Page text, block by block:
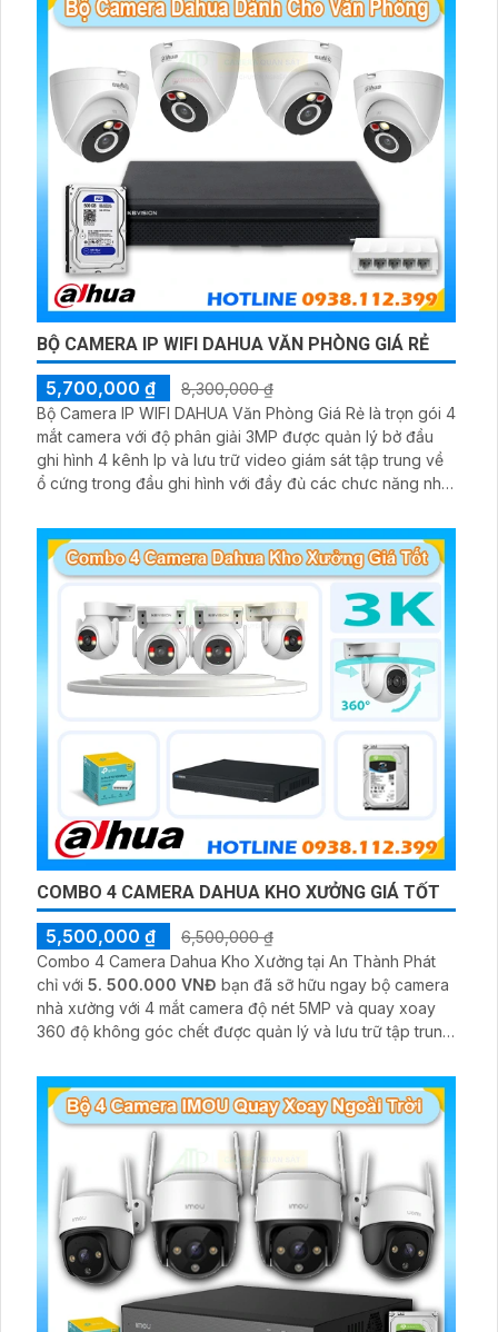
BỘ CAMERA IP WIFI DAHUA VĂN PHÒNG GIÁ RẺ
5,700,000 ₫
8,300,000 ₫
Bộ Camera IP WIFI DAHUA Văn Phòng Giá Rẻ là trọn gói 4
mắt camera với độ phân giải 3MP được quản lý bở đầu
ghi hình 4 kênh Ip và lưu trữ video giám sát tập trung về
ổ cứng trong đầu ghi hình với đầy đủ các chưc năng như
giám sát có màu vào ban đêm
COMBO 4 CAMERA DAHUA KHO XƯỞNG GIÁ TỐT
5,500,000 ₫
6,500,000 ₫
Combo 4 Camera Dahua Kho Xưởng tại An Thành Phát
chỉ với 5. 500.000 VNĐ bạn đã sỡ hữu ngay bộ camera
nhà xưởng với 4 mắt camera độ nét 5MP và quay xoay
360 độ không góc chết được quản lý và lưu trữ tập trung